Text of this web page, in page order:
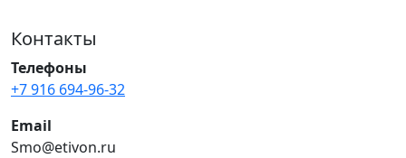
Контакты
Телефоны
+7 916 694-96-32
Email
Smo@etivon.ru